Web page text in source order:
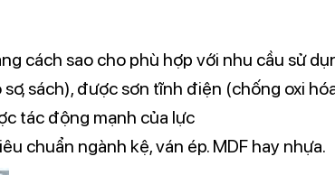
cách sao cho phù hợp với nhu cầu sử
sách), được sơn tĩnh điện (chống oxi
tác động mạnh của lực
chuẩn ngành kệ, ván ép. MDF hay nhựa.